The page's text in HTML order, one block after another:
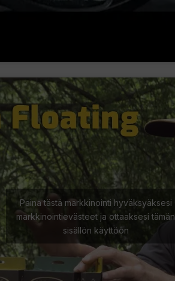
Paina tästä markkinointi hyväksyäksesi
markkinointievästeet ja ottaaksesi tämän
sisällön käyttöön